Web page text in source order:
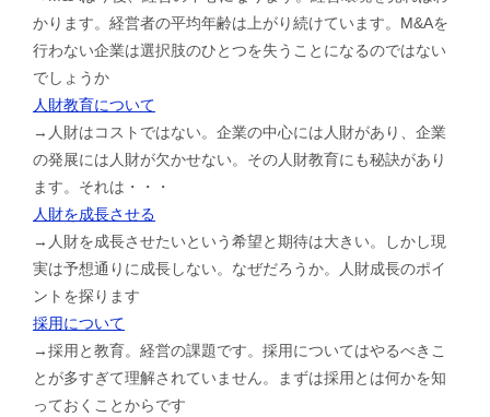
かります。経営者の平均年齢は上がり続けています。M&Aを
行わない企業は選択肢のひとつを失うことになるのではない
でしょうか
人財教育について
→人財はコストではない。企業の中心には人財があり、企業
の発展には人財が欠かせない。その人財教育にも秘訣があり
ます。それは・・・
人財を成長させる
→人財を成長させたいという希望と期待は大きい。しかし現
実は予想通りに成長しない。なぜだろうか。人財成長のポイ
ントを探ります
採用について
→採用と教育。経営の課題です。採用についてはやるべきこ
とが多すぎて理解されていません。まずは採用とは何かを知
っておくことからです